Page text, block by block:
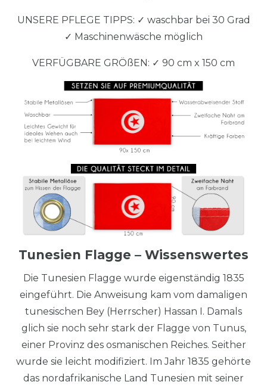
UNSERE PFLEGE TIPPS: ✓ waschbar bei 30 Grad
✓ Maschinenwäsche möglich
VERFÜGBARE GRÖßEN: ✓ 90 cm x 150 cm
Tunesien Flagge – Wissenswertes
Die Tunesien Flagge wurde eigenständig 1835
eingeführt. Die Anweisung kam vom damaligen
tunesischen Bey (Herrscher) Hassan I. Damals
glich sie noch sehr stark der Flagge von Tunus,
einer Provinz des osmanischen Reiches. Seither
wurde sie leicht modifiziert. Im Jahr 1835 gehörte
das nordafrikanische Land Tunesien mit seiner